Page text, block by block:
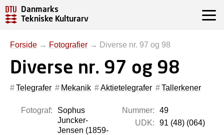
Danmarks
Tekniske Kulturarv
Forside → Fotografier → Diverse nr. 97 og 98
Diverse nr. 97 og 98
Telegrafer Mekanik Aktietelegrafer Tallerkener
Fotograf:
Sophus
Juncker-
Jensen (1859-
Nummer:
49
UDK:
91 (48) (064)